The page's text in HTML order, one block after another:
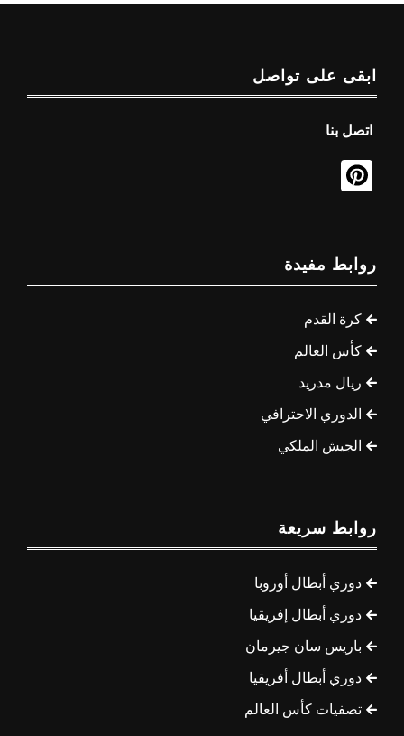
ابقى على تواصل
اتصل بنا
روابط مفيدة
كرة القدم
كأس العالم
ريال مدريد
الدوري الاحترافي
الجيش الملكي
روابط سريعة
دوري أبطال أوروبا
دوري أبطال إفريقيا
باريس سان جيرمان
دوري أبطال أفريقيا
تصفيات كأس العالم